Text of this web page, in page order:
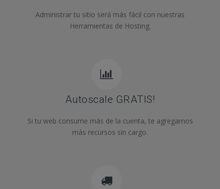
Administrar tu sitio será más fácil con nuestras
Herramientas de Hosting.
Autoscale GRATIS!
Si tu web consume más de la cuenta, te agregamos
más recursos sin cargo.